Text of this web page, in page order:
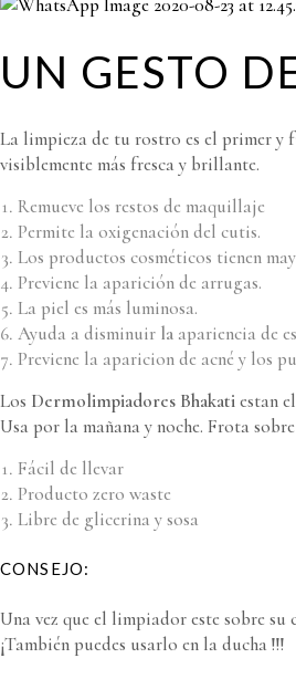
UN GESTO
La limpieza de tu rostro es el primer y
visiblemente más fresca y brillante.
Remueve los restos de maquillaje
Permite la oxigenación del cutis.
Los productos cosméticos tienen
Previene la aparición de arrugas.
La piel es más luminosa.
Ayuda a disminuir la apariencia de
Previene la aparicion de acné y los
Los Dermolimpiadores Bhakatiestan
Usa por la mañana y noche. Frota
Fácil de llevar
Producto zero waste
Libre de glicerina y sosa
CONSEJO:
Una vez que el limpiador este sobre
¡También puedes usarlo en la ducha !!!